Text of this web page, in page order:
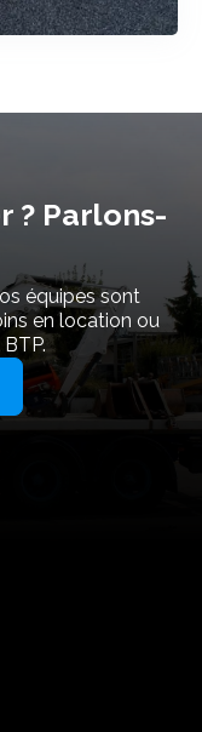
? Parlons-
équipes sont
en location ou